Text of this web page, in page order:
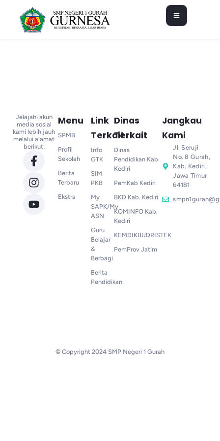
Jelajahi akun
media sosial
kami lebih jauh
melalui alamat
berikut:
Menu
SPMB
Profil
Sekolah
Berita
Terbaru
Ekstra
Link
Terkait
Info
GTK
SIM
PKB
My
SAPK/My
ASN
Guru
Belajar
&
Berbagi
Berita
Pendidikan
Dinas
Terkait
Dinas
Pendidikan Kab.
Kediri
PemKab Kediri
BKD Kab. Kediri
KOMINFO Kab.
Kediri
KEMDIKBUDRISTEK
PemProv Jatim
Jangkau
Kami
Jl. Seruji
No. 8 Gurah,
Kab. Kediri,
Jawa Timur
64181
© Copyright 2024 SMP Negeri 1 Gurah